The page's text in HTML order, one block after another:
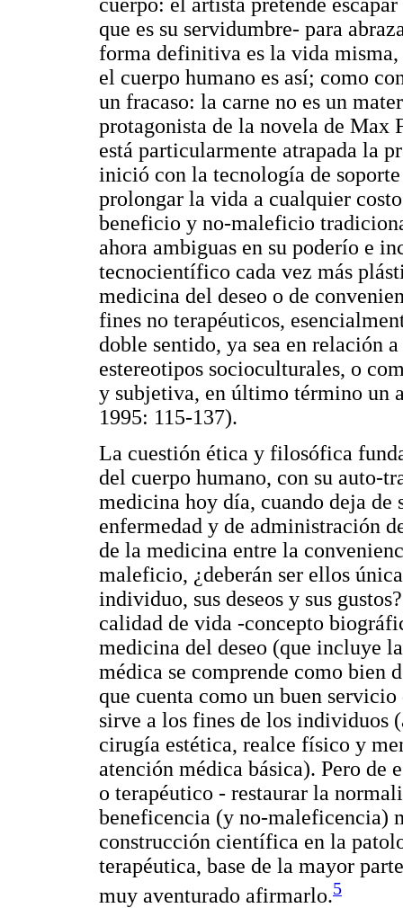
que es su servidumbre- para
forma definitiva es la vida
el cuerpo humano es así; como
un fracaso: la carne no es un
protagonista de la novela de Max
está particularmente atrapada la
inició con la tecnología de
prolongar la vida a cualquier
beneficio y no-maleficio
ahora ambiguas en su poderío e
tecnocientífico cada vez más
medicina del deseo o de
fines no terapéuticos,
doble sentido, ya sea en relación
estereotipos socioculturales, o
y subjetiva, en último término un
1995: 115-137).
La cuestión ética y filosófica
del cuerpo humano, con su auto-
medicina hoy día, cuando deja
enfermedad y de administración
de la medicina entre la
maleficio, ¿deberán ser ellos
individuo, sus deseos y sus
calidad de vida -concepto
medicina del deseo (que incluye
médica se comprende como bien
que cuenta como un buen
sirve a los fines de los individuos
cirugía estética, realce físico y
atención médica básica). Pero de
o terapéutico - restaurar la
beneficencia (y no-maleficencia)
construcción científica en la
terapéutica, base de la mayor
muy aventurado afirmarlo.5